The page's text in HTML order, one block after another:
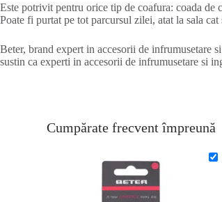
Este potrivit pentru orice tip de coafura: coada de
Poate fi purtat pe tot parcursul zilei, atat la sala
Beter, brand expert in accesorii de infrumusetare
sustin ca experti in accesorii de infrumusetare si
Cumpărate frecvent împreună